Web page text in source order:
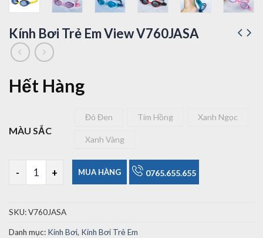
Kính Bơi Trẻ Em View V760JASA
Hết Hàng
MÀU SẮC
Đỏ Đen
Đỏ Đen Tím Hồng
Tím Hồng Xanh NgọcXanh Ngọc
Xanh VàngXanh Vàng
Kính Bơi Trẻ Em View V760JASA số lượng
MUA HÀNG 0765.655.655
SKU:V760JASA
Danh mục: Kính Bơi, Kính Bơi Trẻ Em